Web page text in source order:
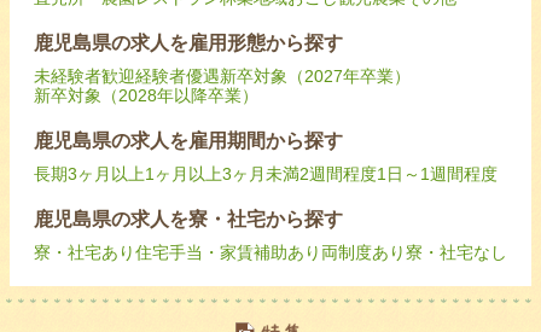
鹿児島県の求人を雇用形態から探す
未経験者歓迎経験者優遇新卒対象（2027年卒業）
新卒対象（2028年以降卒業）
鹿児島県の求人を雇用期間から探す
長期3ヶ月以上1ヶ月以上3ヶ月未満2週間程度1日～1週間程度
鹿児島県の求人を寮・社宅から探す
寮・社宅あり住宅手当・家賃補助あり 両制度あり寮・社宅なし